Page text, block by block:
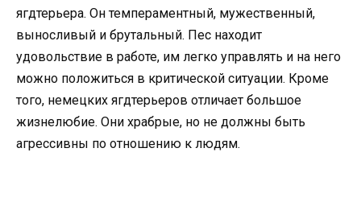
ягдтерьера. Он темпераментный, мужественный,
выносливый и брутальный. Пес находит
удовольствие в работе, им легко управлять и на него
можно положиться в критической ситуации. Кроме
того, немецких ягдтерьеров отличает большое
жизнелюбие. Они храбрые, но не должны быть
агрессивны по отношению к людям.